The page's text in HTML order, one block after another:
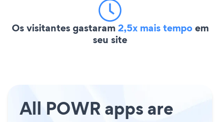
Os visitantes gastaram2,5x mais tempoem
seu site
All POWR apps are